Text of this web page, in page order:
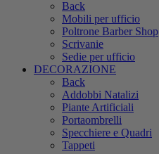
Back
Mobili per ufficio
Poltrone Barber Shop
Scrivanie
Sedie per ufficio
DECORAZIONE
Back
Addobbi Natalizi
Piante Artificiali
Portaombrelli
Specchiere e Quadri
Tappeti